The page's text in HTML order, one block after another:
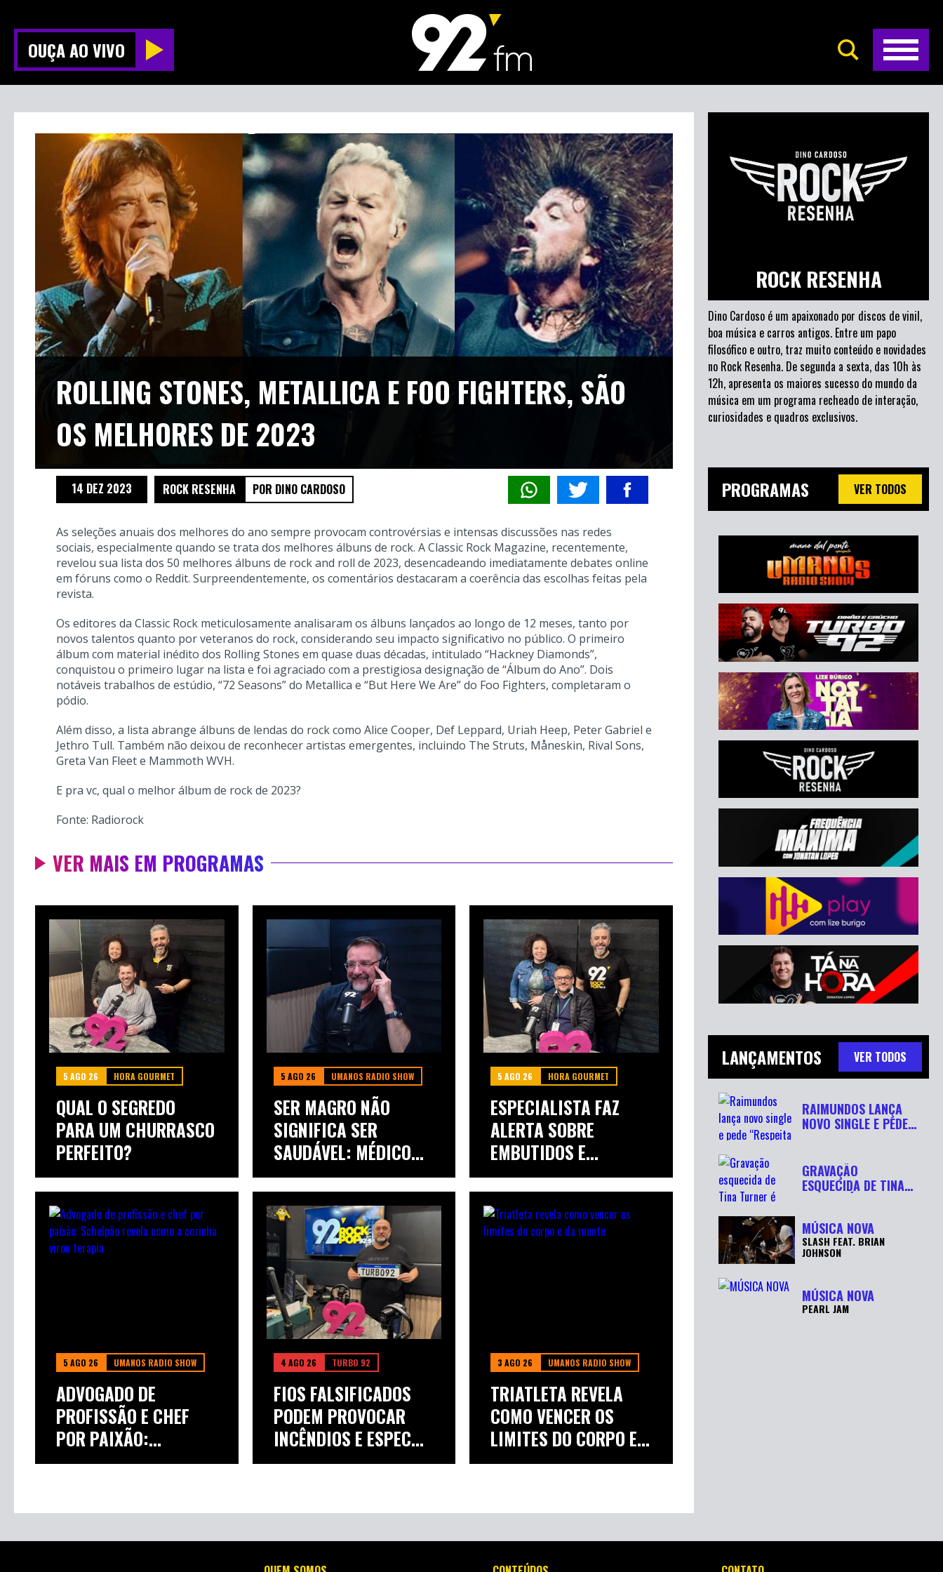
OUÇA AO VIVO
ROLLING STONES, METALLICA E FOO FIGHTERS, SÃO
OS MELHORES DE 2023
14 DEZ 2023 ROCK RESENHA POR DINO CARDOSO
As seleções anuais dos melhores do ano sempre provocam controvérsias e intensas discussões nas redes
sociais, especialmente quando se trata dos melhores álbuns de rock. A Classic Rock Magazine, recentemente,
revelou sua lista dos 50 melhores álbuns de rock and roll de 2023, desencadeando imediatamente debates online
em fóruns como o Reddit. Surpreendentemente, os comentários destacaram a coerência das escolhas feitas pela
revista.
Os editores da Classic Rock meticulosamente analisaram os álbuns lançados ao longo de 12 meses, tanto por
novos talentos quanto por veteranos do rock, considerando seu impacto significativo no público. O primeiro
álbum com material inédito dos Rolling Stones em quase duas décadas, intitulado “Hackney Diamonds”,
conquistou o primeiro lugar na lista e foi agraciado com a prestigiosa designação de “Álbum do Ano”. Dois
notáveis trabalhos de estúdio, “72 Seasons” do Metallica e “But Here We Are” do Foo Fighters, completaram o
pódio.
Além disso, a lista abrange álbuns de lendas do rock como Alice Cooper, Def Leppard, Uriah Heep, Peter Gabriel e
Jethro Tull. Também não deixou de reconhecer artistas emergentes, incluindo The Struts, Måneskin, Rival Sons,
Greta Van Fleet e Mammoth WVH.
E pra vc, qual o melhor álbum de rock de 2023?
Fonte: Radiorock
VER MAIS EM PROGRAMAS
5 AGO 26 HORA GOURMET
QUAL O SEGREDO
PARA UM CHURRASCO
PERFEITO?
5 AGO 26 UMANOS RADIO SHOW
SER MAGRO NÃO
SIGNIFICA SER
SAUDÁVEL: MÉDICO
FAZ A...
5 AGO 26 HORA GOURMET
ESPECIALISTA FAZ
ALERTA SOBRE
EMBUTIDOS E
EXPLICA...
5 AGO 26 UMANOS RADIO SHOW
ADVOGADO DE
PROFISSÃO E CHEF
POR PAIXÃO:
SCHELPÃO...
4 AGO 26 TURBO 92
FIOS FALSIFICADOS
PODEM PROVOCAR
INCÊNDIOS E ESPEC...
3 AGO 26 UMANOS RADIO SHOW
TRIATLETA REVELA
COMO VENCER OS
LIMITES DO CORPO E...
ROCK RESENHA
Dino Cardoso é um apaixonado por discos de vinil,
boa música e carros antigos. Entre um papo
filosófico e outro, traz muito conteúdo e novidades
no Rock Resenha. De segunda a sexta, das 10h às
12h, apresenta os maiores sucesso do mundo da
música em um programa recheado de interação,
curiosidades e quadros exclusivos.
PROGRAMAS VER TODOS
LANÇAMENTOS VER TODOS
RAIMUNDOS LANÇA
NOVO SINGLE E PEDE
GRAVAÇÃO
ESQUECIDA DE TINA
MÚSICA NOVA
SLASH FEAT. BRIAN
JOHNSON
MÚSICA NOVA
PEARL JAM